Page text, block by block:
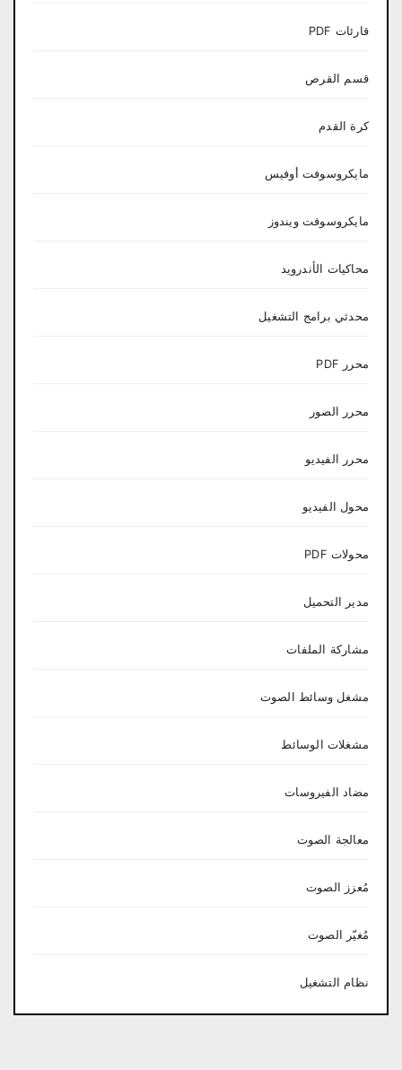
قارئات PDF
قسم القرص
كرة القدم
مايكروسوفت أوفيس
مايكروسوفت ويندوز
محاكيات الأندرويد
محدثي برامج التشغيل
محرر PDF
محرر الصور
محرر الفيديو
محول الفيديو
محولات PDF
مدير التحميل
مشاركة الملفات
مشغل وسائط الصوت
مشغلات الوسائط
مضاد الفيروسات
معالجة الصوت
مُعزز الصوت
مُغيّر الصوت
نظام التشغيل